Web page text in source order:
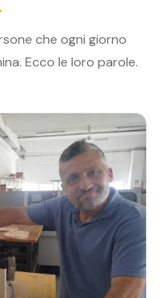
che ogni giorno
Ecco le loro parole.